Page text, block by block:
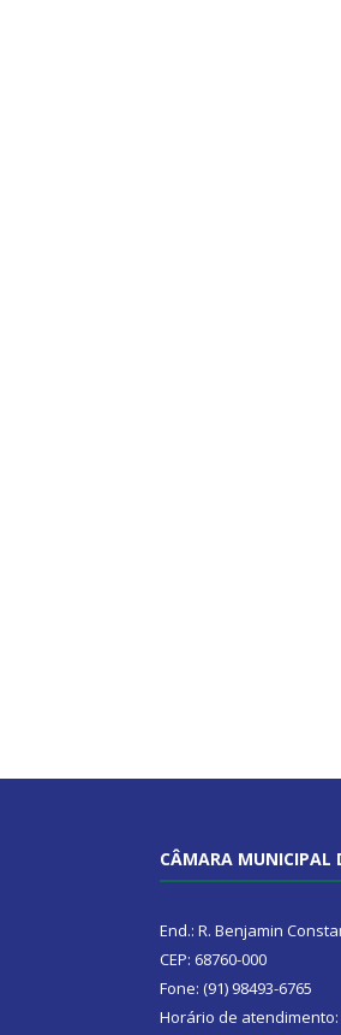
CÂMARA MUNICIPAL
End.: R. Benjamin
CEP: 68760-000
Fone: (91) 98493-6765
Horário de atendimento: